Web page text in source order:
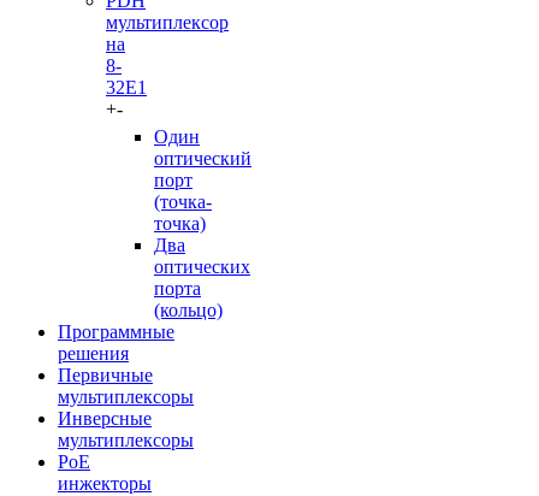
мультиплексор
на
8-
32Е1
+-
Один
оптический
порт
(точка-
точка)
Два
оптических
порта
(кольцо)
Программные
решения
Первичные
мультиплексоры
Инверсные
мультиплексоры
PoE
инжекторы